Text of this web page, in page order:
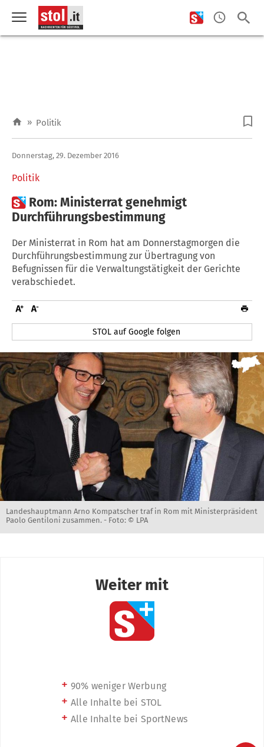
» Politik
Politik
Donnerstag, 29. Dezember 2016
 Rom: Ministerrat genehmigt
Durchführungsbestimmung
Der Ministerrat in Rom hat am Donnerstagmorgen die
Durchführungsbestimmung zur Übertragung von
Befugnissen für die Verwaltungstätigkeit der Gerichte
verabschiedet.
STOL auf Google folgen
Landeshauptmann Arno Kompatscher traf in Rom mit Ministerpräsident
Paolo Gentiloni zusammen. - Foto: © LPA